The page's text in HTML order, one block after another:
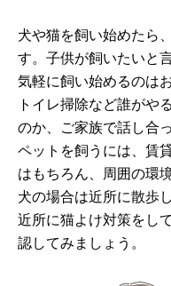
犬や猫を飼い始めたら
す。子供が飼いたいと
気軽に飼い始めるのは
トイレ掃除など誰がや
のか、ご家族で話し合
ペットを飼うには、賃
はもちろん、周囲の環
犬の場合は近所に散歩
近所に猫よけ対策をし
認してみましょう。